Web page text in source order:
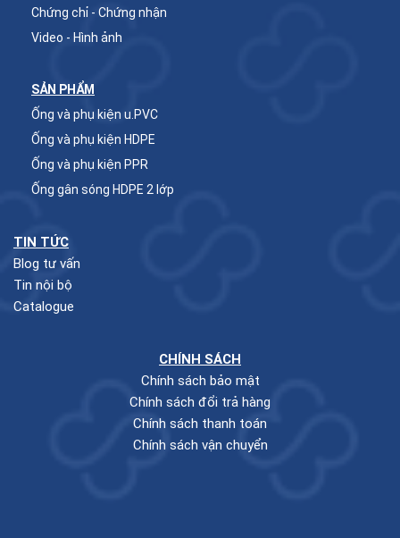
Chứng chỉ - Chứng nhận
Video - Hình ảnh
SẢN PHẨM
Ống và phụ kiện u.PVC
Ống và phụ kiện HDPE
Ống và phụ kiện PPR
Ống gân sóng HDPE 2 lớp
TIN TỨC
Blog tư vấn
Tin nội bộ
Catalogue
CHÍNH SÁCH
Chính sách bảo mật
Chính sách đổi trả hàng
Chính sách thanh toán
Chính sách vận chuyển